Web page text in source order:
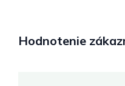
Hodnotenie